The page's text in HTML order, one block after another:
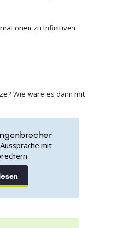
zu Infinitiven:
Wie wäre es dann mit
mit